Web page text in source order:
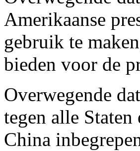
Amerikaanse
gebruik te
bieden voor de
Overwegende
tegen alle
China